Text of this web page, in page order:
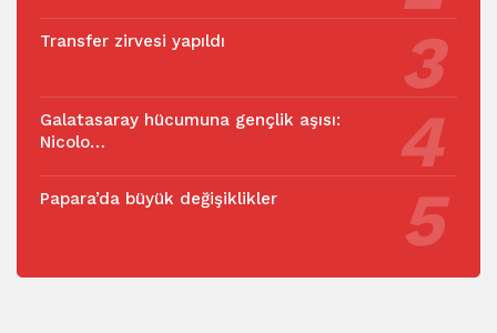
Transfer zirvesi yapıldı
Galatasaray hücumuna gençlik aşısı:
Nicolo…
Papara’da büyük değişiklikler